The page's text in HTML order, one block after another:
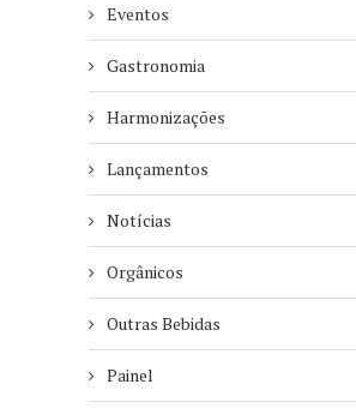
Eventos
Gastronomia
Harmonizações
Lançamentos
Notícias
Orgânicos
Outras Bebidas
Painel